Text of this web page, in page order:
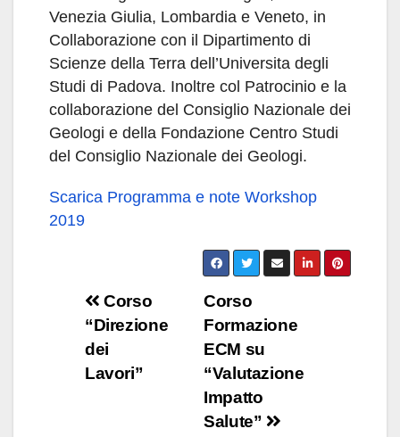
Venezia Giulia, Lombardia e Veneto, in
Collaborazione con il Dipartimento di
Scienze della Terra dell’Universita degli
Studi di Padova. Inoltre col Patrocinio e la
collaborazione del Consiglio Nazionale dei
Geologi e della Fondazione Centro Studi
del Consiglio Nazionale dei Geologi.
Scarica Programma e note Workshop
2019
Navigazione
articoli
Corso
Formazione
ECM su
“Valutazione
Impatto
Salute”
Corso
“Direzione
dei
Lavori”